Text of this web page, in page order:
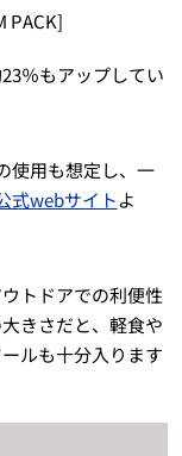
PACK]
％もアップしてい
使用も想定し、一
式webサイトよ
トドアでの利便性
きさだと、軽食や
ルも十分入ります